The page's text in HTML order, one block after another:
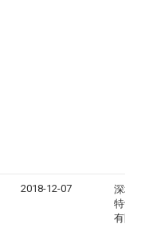
2018-12-07
深圳
特讯
有限